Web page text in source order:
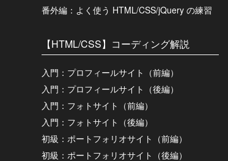
番外編：よく使う HTML/CSS/jQuery の練習
【HTML/CSS】コーディング解説
入門：プロフィールサイト（前編）
入門：プロフィールサイト（後編）
入門：フォトサイト（前編）
入門：フォトサイト（後編）
初級：ポートフォリオサイト（前編）
初級：ポートフォリオサイト（後編）